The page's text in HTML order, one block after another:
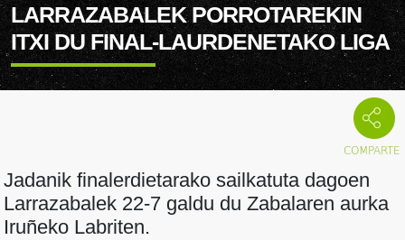
LARRAZABALEK PORROTAREKIN
ITXI DU FINAL-LAURDENETAKO LIGA
Jadanik finalerdietarako sailkatuta dagoen
Larrazabalek 22-7 galdu du Zabalaren aurka
Iruñeko Labriten.